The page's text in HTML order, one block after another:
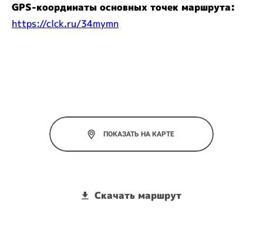
GPS-координаты основных точек маршрута:
https://clck.ru/34mymn
ПОКАЗАТЬ НА КАРТЕ
Скачать маршрут